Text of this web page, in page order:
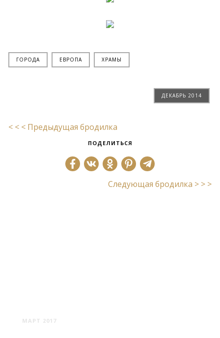
ГОРОДА ЕВРОПА ХРАМЫ
ДЕКАБРЬ 2014
< < < Предыдущая бродилка
ПОДЕЛИТЬСЯ
Следующая бродилка > > >
МАРТ 2017